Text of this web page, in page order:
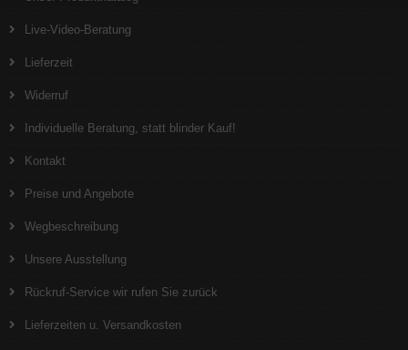
Live-Video-Beratung
Lieferzeit
Widerruf
Individuelle Beratung, statt blinder Kauf!
Kontakt
Preise und Angebote
Wegbeschreibung
Unsere Ausstellung
Rückruf-Service wir rufen Sie zurück
Lieferzeiten u. Versandkosten